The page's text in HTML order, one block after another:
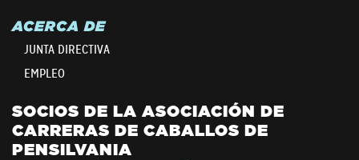
ACERCA DE
JUNTA DIRECTIVA
EMPLEO
SOCIOS DE LA ASOCIACIÓN DE
CARRERAS DE CABALLOS DE
PENSILVANIA